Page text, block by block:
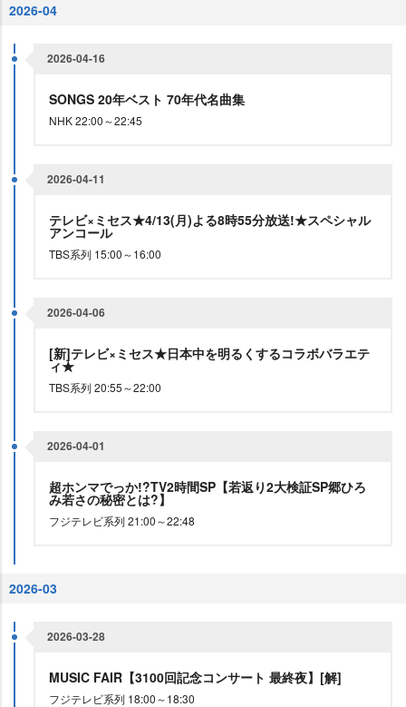
2026-04
2026-04-16
SONGS 20年ベスト 70年代名曲集
NHK 22:00～22:45
2026-04-11
テレビ×ミセス★4/13(月)よる8時55分放送!★スペシャル
アンコール
TBS系列 15:00～16:00
2026-04-06
[新]テレビ×ミセス★日本中を明るくするコラボバラエテ
ィ★
TBS系列 20:55～22:00
2026-04-01
超ホンマでっか!?TV2時間SP【若返り2大検証SP郷ひろ
み若さの秘密とは?】
フジテレビ系列 21:00～22:48
2026-03
2026-03-28
MUSIC FAIR【3100回記念コンサート 最終夜】[解]
フジテレビ系列 18:00～18:30